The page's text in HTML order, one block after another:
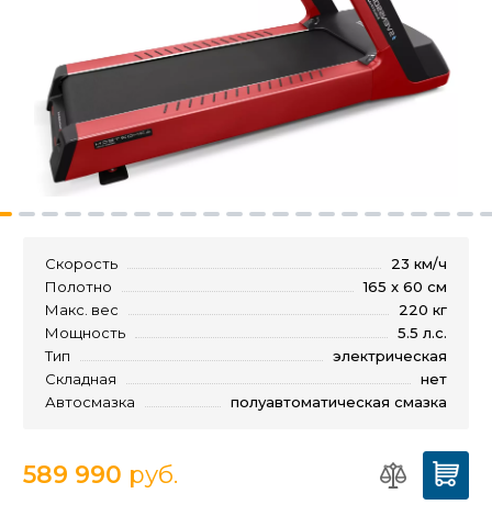
Скорость
23 км/ч
Полотно
165 x 60 см
Макс. вес
220 кг
Мощность
5.5 л.с.
Тип
электрическая
Складная
нет
Автосмазка
полуавтоматическая смазка
589 990 руб.